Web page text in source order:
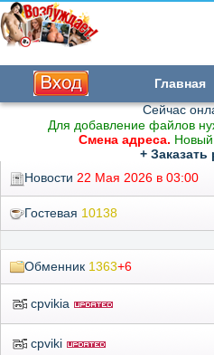
Главная
Сейчас
Для добавление файлов
Смена адреса.
+ Заказать
Новости 22 Мая 2026 в 03:00
Гостевая 10138
Обменник 1363+6
cpvikia
cpviki